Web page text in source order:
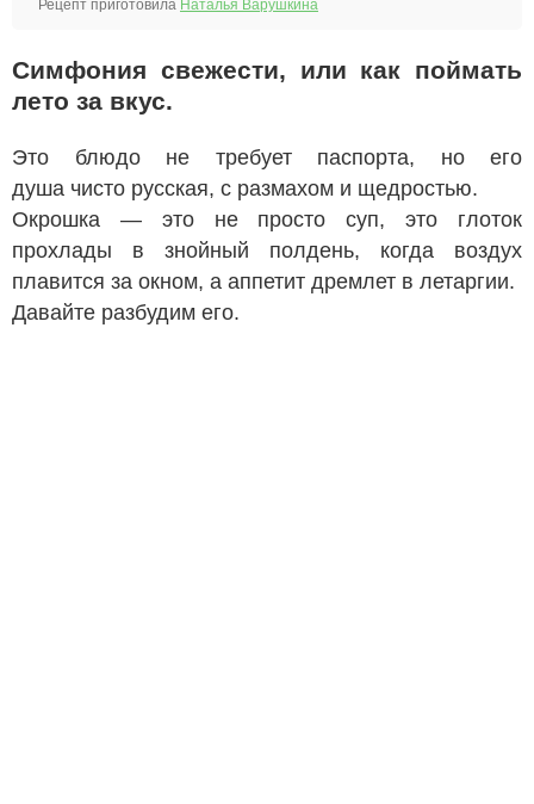
Рецепт приготовила Наталья Варушкина
Симфония свежести, или как поймать
лето за вкус.
Это блюдо не требует паспорта, но его
душа чисто русская, с размахом и щедростью.
Окрошка — это не просто суп, это глоток
прохлады в знойный полдень, когда воздух
плавится за окном, а аппетит дремлет в летаргии.
Давайте разбудим его.